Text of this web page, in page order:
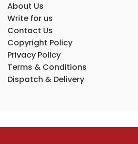
About Us
Write for us
Contact Us
Copyright Policy
Privacy Policy
Terms & Conditions
Dispatch & Delivery